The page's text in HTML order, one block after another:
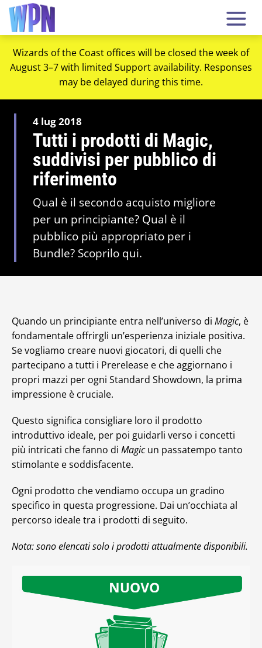
Wizards of the Coast offices will be closed the week of
August 3–7 with limited Support availability. Responses
may be delayed during this time.
4 lug 2018
Tutti i prodotti di Magic,
suddivisi per pubblico di
riferimento
Qual è il secondo acquisto migliore
per un principiante? Qual è il
pubblico più appropriato per i
Bundle? Scoprilo qui.
Quando un principiante entra nell’universo di Magic, è
fondamentale offrirgli un’esperienza iniziale positiva.
Se vogliamo creare nuovi giocatori, di quelli che
partecipano a tutti i Prerelease e che aggiornano i
propri mazzi per ogni Standard Showdown, la prima
impressione è cruciale.
Questo significa consigliare loro il prodotto
introduttivo ideale, per poi guidarli verso i concetti
più intricati che fanno di Magicun passatempo tanto
stimolante e soddisfacente.
Ogni prodotto che vendiamo occupa un gradino
specifico in questa progressione. Dai un’occhiata al
percorso ideale tra i prodotti di seguito.
Nota: sono elencati solo i prodotti attualmente disponibili.